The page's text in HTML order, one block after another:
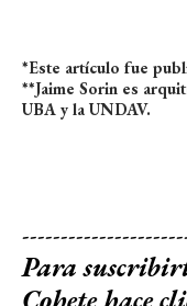
*Este artículo fue
**Jaime Sorin es
UBA y la UNDAV.
Para